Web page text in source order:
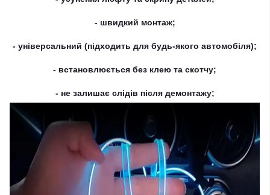
- швидкий монтаж;
- універсальний (підходить для будь-якого автомобіля);
- встановлюється без клею та скотчу;
- не залишає слідів після демонтажу;